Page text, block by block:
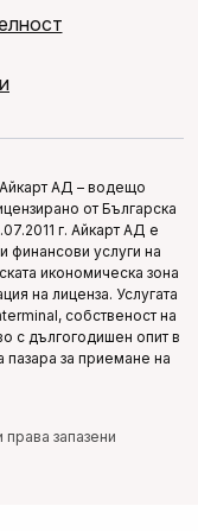
АД – водещо
от Българска
г. Айкарт АД е
финансови услуги на
икономическа зона
на лиценза. Услугата
собственост на
с дългогодишен опит в
за приемане на
запазени